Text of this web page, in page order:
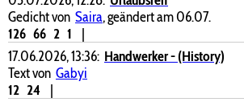
Gedicht von Saira, geändert am 06.07.
126 66 2 1
|
17.06.2026, 13:36: Handwerker - (History)
Text von Gabyi
12 24
|